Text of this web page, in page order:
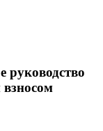
руководство